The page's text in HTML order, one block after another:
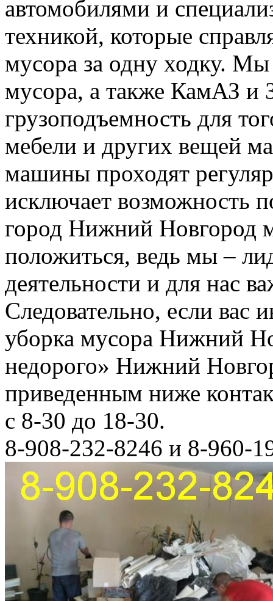
автомобилями и
техникой, которые
мусора за одну ходку. Мы
мусора, а также КамАЗ
грузоподъемность для
мебели и других вещей
машины проходят
исключает возможность
город Нижний Новгород
положиться, ведь мы –
деятельности и для нас
Следовательно, если вас
уборка мусора Нижний
недорого» Нижний
приведенным ниже
с 8-30 до 18-30.
8-908-232-8246 и 8-960-